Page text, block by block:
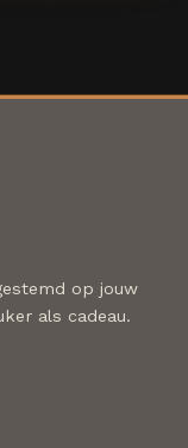
op jouw
als cadeau.